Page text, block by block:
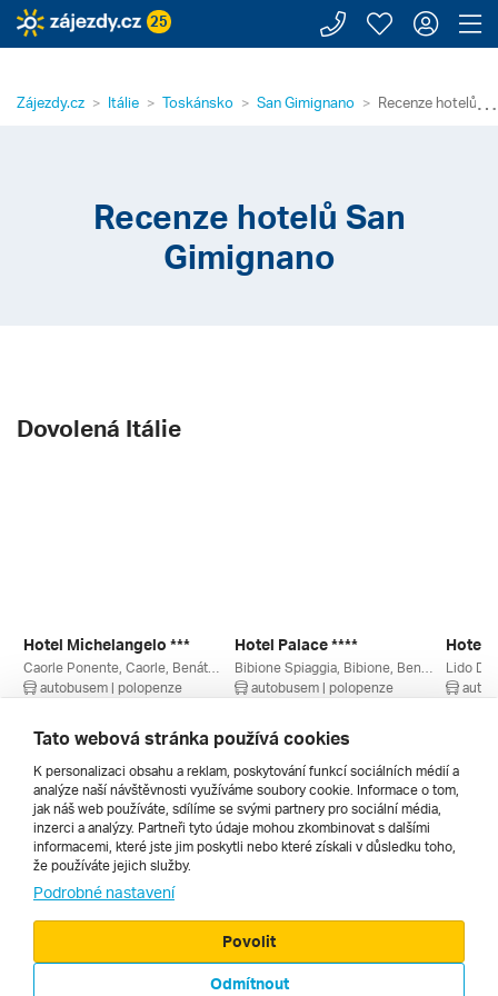
25 Zavolejte
Moje
⋯
Zájezdy.cz Itálie Toskánsko San Gimignano Recenze hotelů
Recenze hotelů San
Gimignano
Dovolená Itálie
Hotel Michelangelo ***
autobusem | polopenze
13 240 Kč
Hotel Palace ****
autobusem | polopenze
16 234 Kč
Hotel
Lido Di
Všechny
Cestopisy
Tato webová stránka používá cookies
K personalizaci obsahu a reklam, poskytování funkcí sociálních médií a
analýze naší návštěvnosti využíváme soubory cookie. Informace o tom,
jak náš web používáte, sdílíme se svými partnery pro sociální média,
inzerci a analýzy. Partneři tyto údaje mohou zkombinovat s dalšími
informacemi, které jste jim poskytli nebo které získali v důsledku toho,
že používáte jejich služby.
Podrobné nastavení
Odmítnout
Povolit